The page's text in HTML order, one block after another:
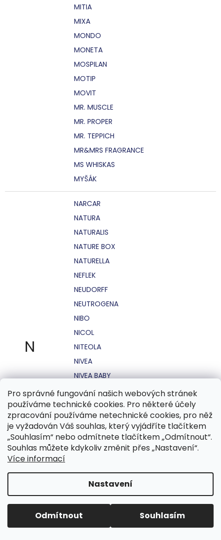
Pro správné fungování našich webových stránek
používáme technické cookies. Pro některé účely
zpracování používáme netechnické cookies, pro něž
je vyžadován Váš souhlas, který vyjádříte tlačítkem
„Souhlasím“ nebo odmítnete tlačítkem „Odmítnout“.
Souhlas můžete kdykoliv změnit přes „Nastavení“.
Více informací
Nastavení
Odmítnout Souhlasím
MITIA
MIXA
MONDO
MONETA
MOSPILAN
MOTIP
MOVIT
MR. MUSCLE
MR. PROPER
MR. TEPPICH
MR&MRS FRAGRANCE
MS WHISKAS
MYŠÁK
N
NARCAR
NATURA
NATURALIS
NATURE BOX
NATURELLA
NEFLEK
NEUDORFF
NEUTROGENA
NIBO
NICOL
NITEOLA
NIVEA
NIVEA BABY
NIVEA MEN
NIVEA SUN
NO STRESS
NOHEL GARDEN
NORDICS
NUK
O.B.
OASIS